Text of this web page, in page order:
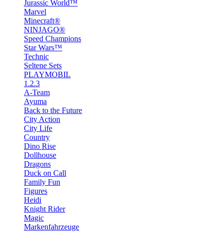
Jurassic World™
Marvel
Minecraft®
NINJAGO®
Speed Champions
Star Wars™
Technic
Seltene Sets
PLAYMOBIL
1.2.3
A-Team
Ayuma
Back to the Future
City Action
City Life
Country
Dino Rise
Dollhouse
Dragons
Duck on Call
Family Fun
Figures
Heidi
Knight Rider
Magic
Markenfahrzeuge